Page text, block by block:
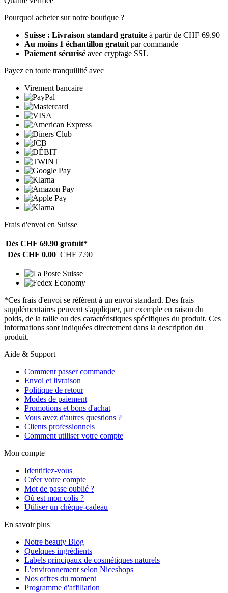
Pourquoi acheter sur notre boutique ?
Suisse : Livraison standard gratuite à partir de CHF 69.90
Au moins 1 échantillon gratuit par commande
Paiement sécurisé avec cryptage SSL
Payez en toute tranquillité avec
Virement bancaire
Frais d'envoi en Suisse
Dès CHF 69.90 gratuit*
Dès CHF 0.00 CHF 7.90
*Ces frais d'envoi se réfèrent à un envoi standard. Des frais
supplémentaires peuvent s'appliquer, par exemple en raison du
poids, de la taille ou des caractéristiques spécifiques du produit. Ces
informations sont indiquées directement dans la description du
produit.
Aide & Support
Comment passer commande
Envoi et livraison
Politique de retour
Modes de paiement
Promotions et bons d'achat
Vous avez d'autres questions ?
Clients professionnels
Comment utiliser votre compte
Mon compte
Identifiez-vous
Créer votre compte
Mot de passe oublié ?
Où est mon colis ?
Utiliser un chèque-cadeau
En savoir plus
Notre beauty Blog
Quelques ingrédients
Labels principaux de cosmétiques naturels
L'environnement selon Niceshops
Nos offres du moment
Programme d'affiliation